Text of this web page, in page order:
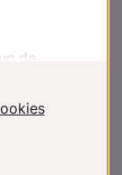
omkring